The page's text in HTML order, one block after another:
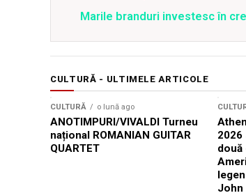
Marile branduri investesc în
CULTURĂ - ULTIMELE ARTICOLE
CULTURĂ o lună ago
ANOTIMPURI/VIVALDI Turneu
național ROMANIAN GUITAR
QUARTET
două
John